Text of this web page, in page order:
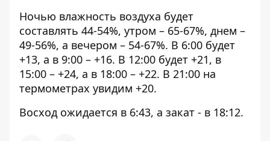
Ночью влажность воздуха будет
составлять 44-54%, утром – 65-67%, днем ​​–
49-56%, а вечером – 54-67%. В 6:00 будет
+13, а в 9:00 – +16. В 12:00 будет +21, в
15:00 – +24, а в 18:00 – +22. В 21:00 на
термометрах увидим +20.
Восход ожидается в 6:43, а закат - в 18:12.